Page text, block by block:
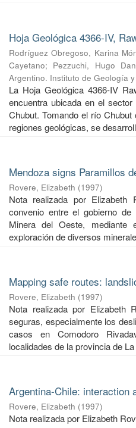
Hoja Geológica 4366-IV,
Rodríguez Obregoso, Karina
Cayetano; Pezzuchi, Hugo
Argentino. Instituto de Geología
La Hoja Geológica 4366-IV
encuentra ubicada en el
Chubut. Tomando el río
regiones geológicas, se
Mendoza signs Paramillos
Rovere, Elizabeth (1997)
Nota realizada por
convenio entre el gobierno
Minera del Oeste,
exploración de diversos
Mapping safe routes:
Rovere, Elizabeth (1997)
Nota realizada por Elizabeth
seguras, especialmente los
casos en Comodoro
localidades de la provincia de
Argentina-Chile: interaction
Rovere, Elizabeth (1997)
Nota realizada por Elizabeth